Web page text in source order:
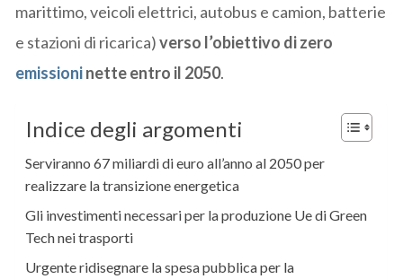
marittimo, veicoli elettrici, autobus e camion, batterie
e stazioni di ricarica)verso l’obiettivo di zero
emissioninette entro il 2050.
Indice degli argomenti
Serviranno 67 miliardi di euro all’anno al 2050 per
realizzare la transizione energetica
Gli investimenti necessari per la produzione Ue di Green
Tech nei trasporti
Urgente ridisegnare la spesa pubblica per la